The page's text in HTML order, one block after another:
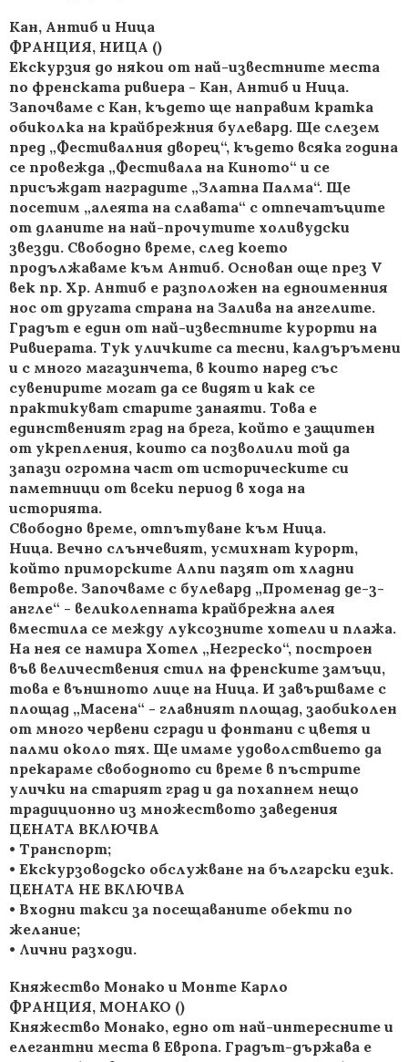
Кан, Антиб и Ница
ФРАНЦИЯ, НИЦА ()
Екскурзия до някои от най-известните места
по френската ривиера - Кан, Антиб и Ница.
Започваме с Кан, където ще направим кратка
обиколка на крайбрежния булевард. Ще слезем
пред „Фестивалния дворец“, където всяка година
се провежда „Фестивала на Киното“ и се
присъждат наградите „Златна Палма“. Ще
посетим „алеята на славата“ с отпечатъците
от дланите на най-прочутите холивудски
звезди. Свободно време, след което
продължаваме към Антиб. Основан още през V
век пр. Хр. Антиб е разположен на едноименния
нос от другата страна на Залива на ангелите.
Градът е един от най-известните курорти на
Ривиерата. Тук уличките са тесни, калдъръмени
и с много магазинчета, в които наред със
сувенирите могат да се видят и как се
практикуват старите занаяти. Това е
единственият град на брега, който е защитен
от укрепления, които са позволили той да
запази огромна част от историческите си
паметници от всеки период в хода на
историята.
Свободно време, отпътуване към Ница.
Ница. Вечно слънчевият, усмихнат курорт,
който приморските Алпи пазят от хладни
ветрове. Започваме с булевард „Променад де-з-
англе“ - великолепната крайбрежна алея
вместила се между луксозните хотели и плажа.
На нея се намира Хотел „Негреско“, построен
във величествения стил на френските замъци,
това е външното лице на Ница. И завършваме с
площад „Масена“ - главният площад, заобиколен
от много червени сгради и фонтани с цветя и
палми около тях. Ще имаме удоволствието да
прекараме свободното си време в пъстрите
улички на старият град и да похапнем нещо
традиционно из множеството заведения
ЦЕНАТА ВКЛЮЧВА
• Tранспорт;
• Екскурзоводско обслужване на български език.
ЦЕНАТА НЕ ВКЛЮЧВА
• Входни такси за посещаваните обекти по
желание;
• Лични разходи.
Княжество Монако и Монте Карло
ФРАНЦИЯ, МОНАКО ()
Княжество Монако, едно от най-интересните и
елегантни места в Европа. Градът-държава е